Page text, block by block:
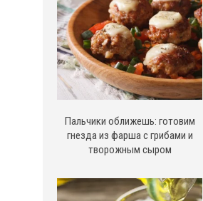
Пальчики оближешь: готовим
гнезда из фарша с грибами и
творожным сыром